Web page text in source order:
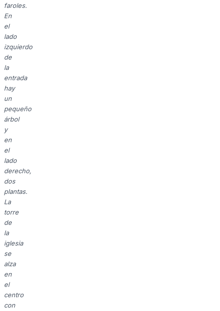
faroles.
En
el
lado
izquierdo
de
la
entrada
hay
un
pequeño
árbol
y
en
el
lado
derecho,
dos
plantas.
La
torre
de
la
iglesia
se
alza
en
el
centro
con